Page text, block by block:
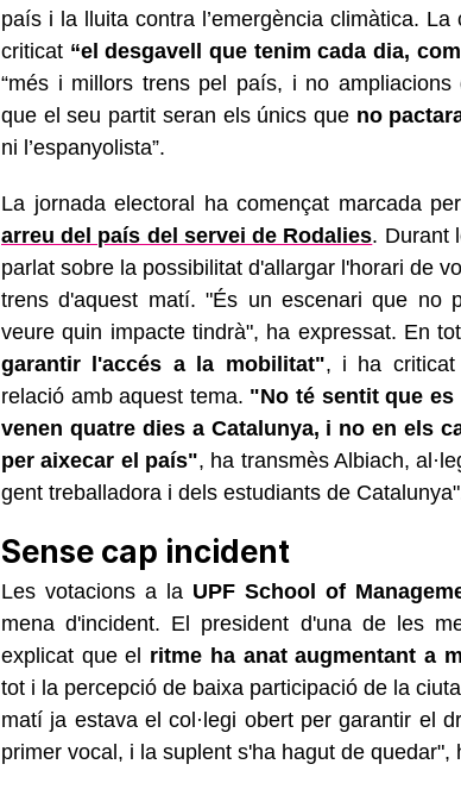
país i la lluita contra l’emergència climàtica.
criticat “el desgavell que tenim cada dia,
“més i millors trens pel país, i no ampliacions
que el seu partit seran els únics que no
ni l’espanyolista”.
La jornada electoral ha començat marcada
arreu del país del servei de Rodalies. Durant
parlat sobre la possibilitat d'allargar l'horari de
trens d'aquest matí. "És un escenari que no
veure quin impacte tindrà", ha expressat. En
garantir l'accés a la mobilitat", i ha criticat
relació amb aquest tema. "No té sentit que
venen quatre dies a Catalunya, i no en els
per aixecar el país", ha transmès Albiach,
gent treballadora i dels estudiants de
Sense cap incident
Les votacions a la UPF School of
mena d'incident. El president d'una de les
explicat que el ritme ha anat augmentant a
tot i la percepció de baixa participació de la
matí ja estava el col·legi obert per garantir el
primer vocal, i la suplent s'ha hagut de quedar",